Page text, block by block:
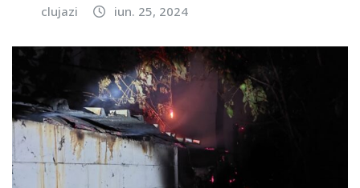
clujazi iun. 25, 2024